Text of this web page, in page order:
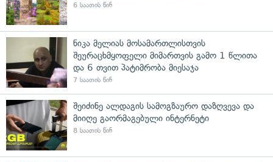
6 საათის წინ
ნიკა მელიას მოსამართლისთვის
შეურაცხმყოფელი მიმართვის გამო 1 წლითა
და 6 თვით პატიმრობა მიესაჯა
7 საათის წინ
შეიძინე ალდაგის სამოგზაურო დაზღვევა და
მიიღე გაორმაგებული ინტერნეტი
8 საათის წინ